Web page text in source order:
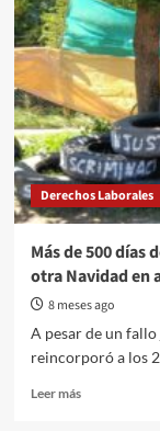
DS
5503,
un
decreto
espejo
del
DNU
de
Milei
Derechos Laborales
Más de 500 días
otra Navidad en
8 meses ago
A pesar de un
reincorporó a los
Leer másRead